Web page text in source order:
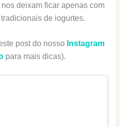
nos deixam ficar apenas com
de iogurtes.
post do nosso Instagram
para mais dicas).